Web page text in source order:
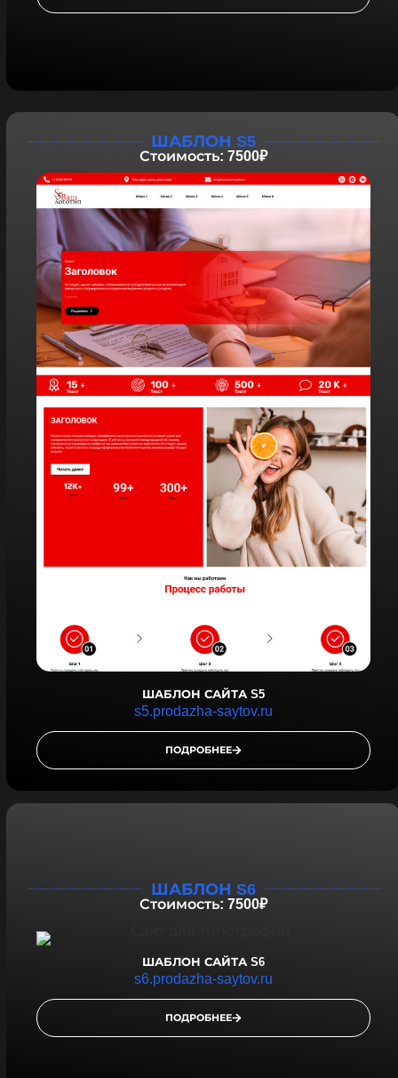
ШАБЛОН S5
Стоимость: 7500₽
ШАБЛОН САЙТА S5
s5.prodazha-saytov.ru
ПОДРОБНЕЕ
ШАБЛОН S6
Стоимость: 7500₽
ШАБЛОН САЙТА S6
s6.prodazha-saytov.ru
ПОДРОБНЕЕ